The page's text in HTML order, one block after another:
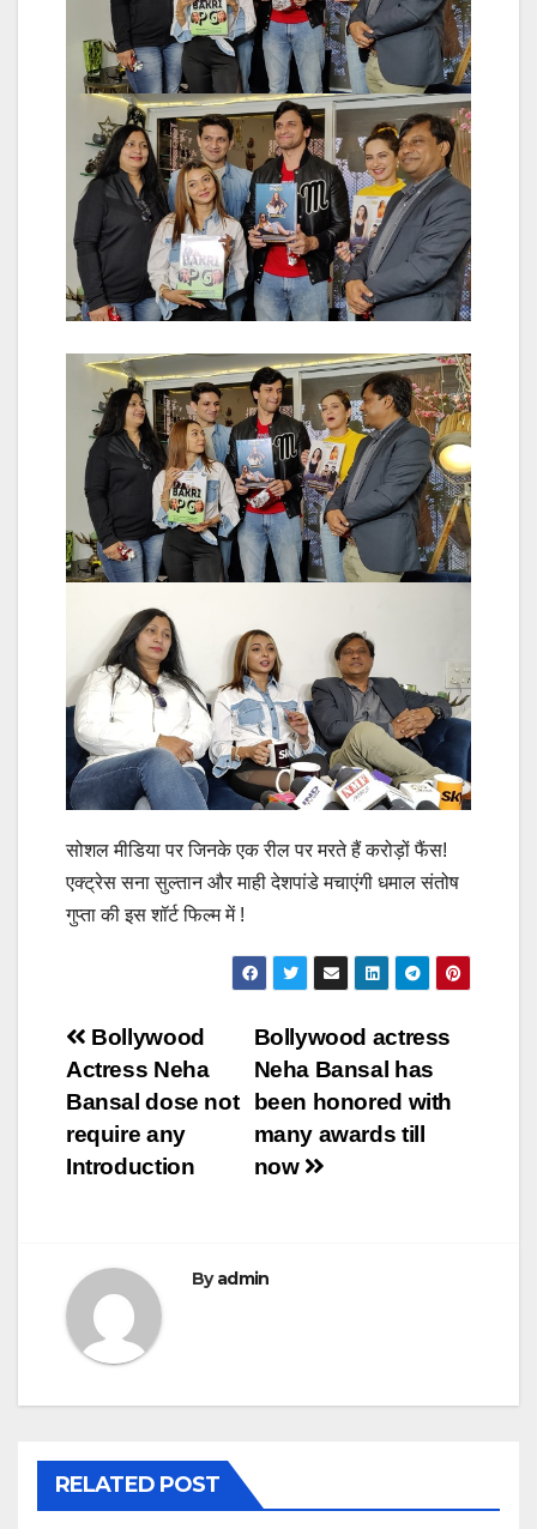
सोशल मीडिया पर जिनके एक रील पर मरते हैं करोड़ों फैंस!
एक्ट्रेस सना सुल्तान और माही देशपांडे मचाएंगी धमाल संतोष
गुप्ता की इस शॉर्ट फिल्म में !
Post
navigation
Bollywood actress
Neha Bansal has
been honored with
many awards till
now
Bollywood
Actress Neha
Bansal dose not
require any
Introduction
Byadmin
RELATED POST